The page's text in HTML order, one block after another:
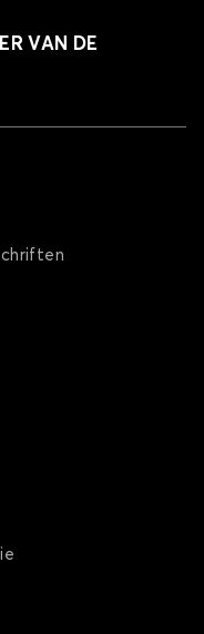
VAN DE